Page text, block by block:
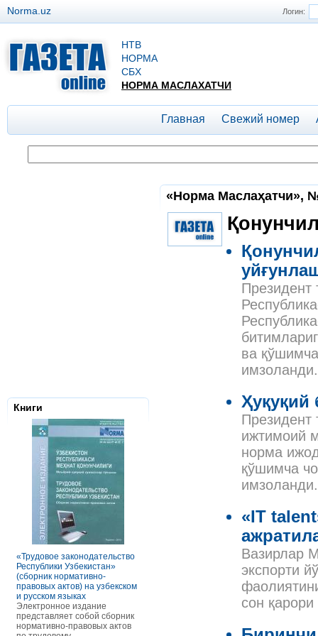
Логин:
Norma.uz
НТВ
НОРМА
СБХ
НОРМА МАСЛАХАТЧИ
Главная Свежий номер
Книги
«Трудовое законодательство
Республики Узбекистан»
(сборник нормативно-
правовых актов) на узбекском
и русском языках
Электронное издание
представляет собой сборник
нормативно-правовых актов
РАСЧЕТЫ С ПЕРСОНАЛОМ II
В книге рассмотрены вопросы
Налоговое
Республики
Сборник
правовых
Данное
по сути
сборник
правовых
«Норма Маслаҳатчи»,
Президент
ва
имзоланди.
Ҳуқуқий
Президент
ижтимоий
норма
қўшимча
имзоланди.
«IT
Вазирлар
экспорти
сон